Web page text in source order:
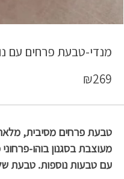
מנדי-טבעת פרחים עם
₪269
טבעת פרחים מסיבית, מלאה
מעוצבת בסגנון בוהו-
עם טבעות נוספות. טבעת